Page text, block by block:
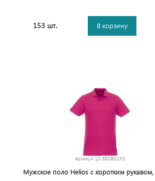
153 шт. В корзину
Артикул 12-3810621XS
Мужское поло Helios с коротким рукавом,